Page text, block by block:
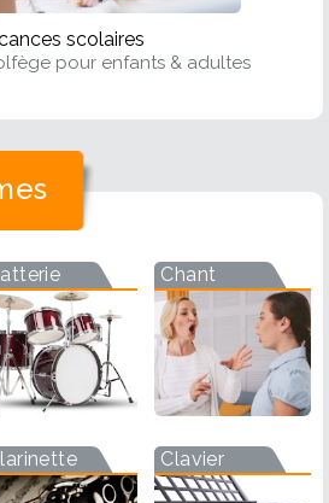
scolaires
pour enfants & adultes
Chant
Clavier